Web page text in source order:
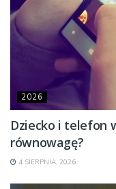
2026
Dziecko i telefon
równowagę?
4 SIERPNIA, 2026